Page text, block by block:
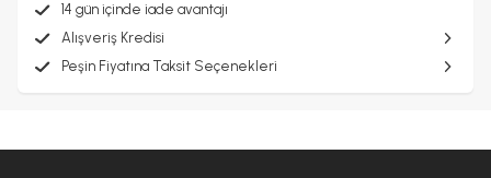
14 gün içinde iade avantajı
Alışveriş Kredisi
Peşin Fiyatına Taksit Seçenekleri